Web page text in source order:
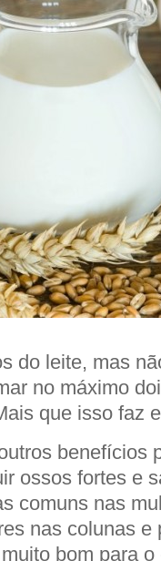
do leite, mas
no máximo
que isso faz
benefícios
ossos fortes e
comuns nas
nas colunas e
bom para o